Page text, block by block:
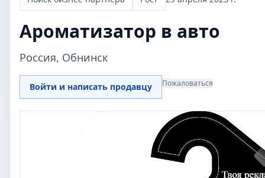
Ароматизатор в авто
Россия, Обнинск
Войти и написать продавцу Пожаловаться